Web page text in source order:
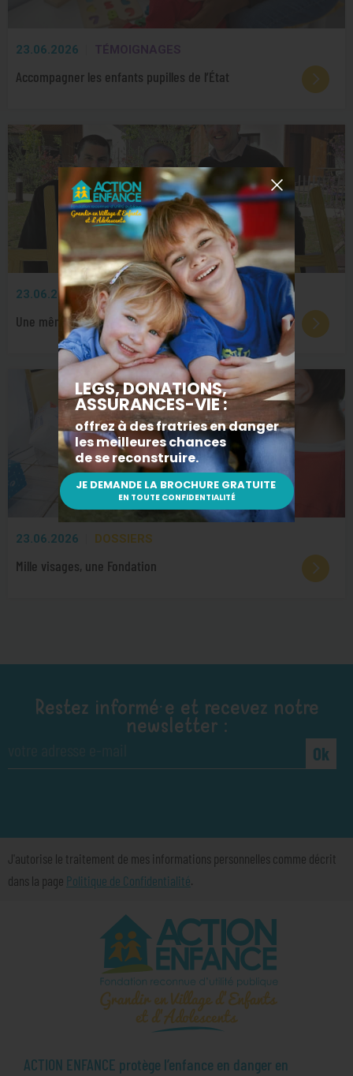
23.06.2026 TÉMOIGNAGES
Accompagner les enfants pupilles de l’État
23.06.2026 PARTENARIATS
Une même vision écoenvironnementale
23.06.2026 DOSSIERS
Mille visages, une Fondation
Restez informé·e et recevez notre
newsletter :
Ok
J'autorise le traitement de mes informations personnelles comme décrit
dans la page Politique de Confidentialité.
ACTION ENFANCE protège l’enfance en danger en